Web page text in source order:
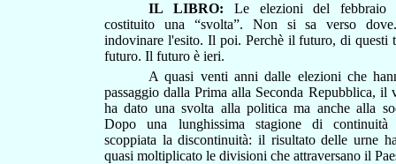
IL LIBRO:
Le elezioni del febbraio
costituito una “svolta”. Non si sa verso
indovinare l'esito. Il poi. Perchè il futuro, di questi
futuro. Il futuro è ieri.
A quasi venti anni dalle elezioni che
passaggio dalla Prima alla Seconda Repubblica, il
ha dato una svolta alla politica ma anche alla
Dopo una lunghissima stagione di continuità
scoppiata la discontinuità: il risultato delle urne
quasi moltiplicato le divisioni che attraversano il